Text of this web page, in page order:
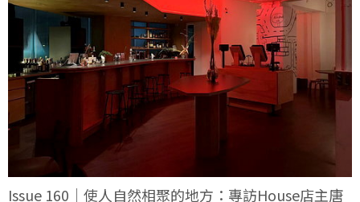
Issue 160｜使人自然相聚的地方：專訪House店主唐